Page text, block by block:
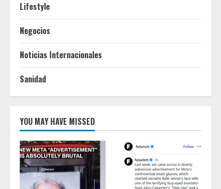
Lifestyle
Negocios
Noticias Internacionales
Sanidad
YOU MAY HAVE MISSED